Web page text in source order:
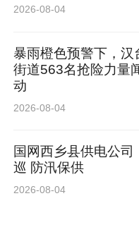
业 加油机封存送检
2026-08-04
暴雨橙色预警下，汉
街道563名抢险力量
动
2026-08-04
国网西乡县供电公司
巡 防汛保供
2026-08-04